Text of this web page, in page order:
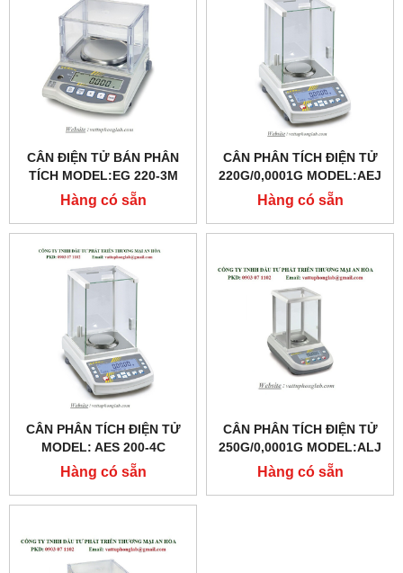
CÂN ĐIỆN TỬ BÁN PHÂN
TÍCH MODEL:EG 220-3M
Hàng có sẵn
CÂN PHÂN TÍCH ĐIỆN TỬ
220G/0,0001G MODEL:AEJ
200-4CM
Hàng có sẵn
CÂN PHÂN TÍCH ĐIỆN TỬ
MODEL: AES 200-4C
Hàng có sẵn
CÂN PHÂN TÍCH ĐIỆN TỬ
250G/0,0001G MODEL:ALJ
250-4AM
Hàng có sẵn